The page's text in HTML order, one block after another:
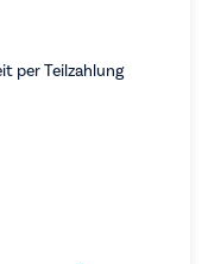
per Teilzahlung